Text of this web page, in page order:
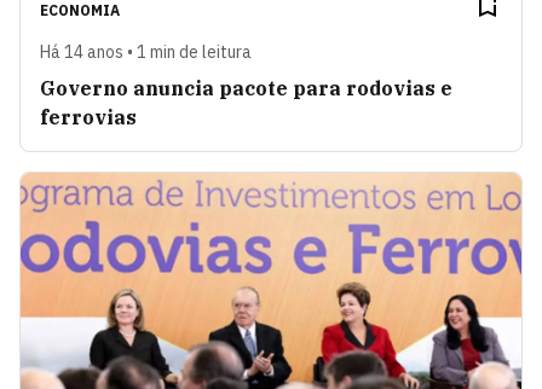
ECONOMIA
Há 14 anos • 1 min de leitura
Governo anuncia pacote para rodovias e
ferrovias